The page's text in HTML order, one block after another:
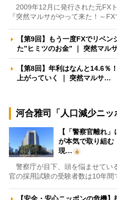
2009年12月に発行された元FX
『突然マルサがやって来た！～
【第9回】もう一度FXでリベ
た”ヒミツのお金” ｜ 突然マル
【第8回】年利はなんと14.6
上がっていく ｜ 突然マルサ…
河合雅司「人口減少ニッ
【「警察官離れ
が本気で取り組
現…
警察庁が目下、頭を悩ませてい
官の採用試験の受験者数は10年間
【安全・安心ニッポンの危機